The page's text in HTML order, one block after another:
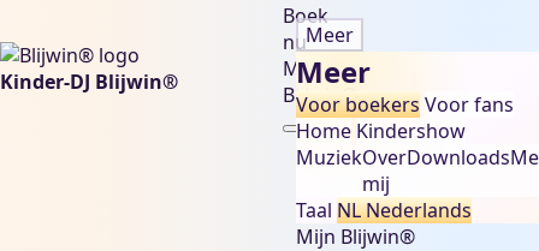
Kinder-DJ Blijwin®
Boek
nu
Mijn
Blijwin®
Meer
Meer
Voor boekersVoor fans
Home Kindershow
MuziekOver
mij
Downloads
Taal NLNederlands
Mijn Blijwin®